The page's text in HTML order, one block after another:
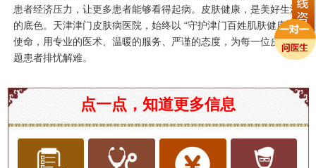
患者经济压力，让更多患者能够看得起病。皮肤健康，是美好生活
的底色。天津津门皮肤病医院，始终以 “守护津门百姓肌肤健康” 为
使命，用专业的医术、温暖的服务、严谨的态度，为每一位皮肤问
题患者排忧解难。
点一点，知道更多信息